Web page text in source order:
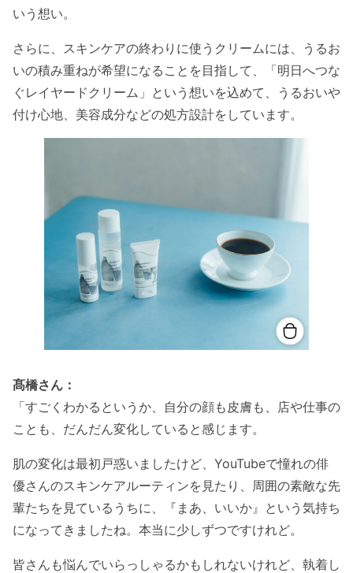
いう想い。
さらに、スキンケアの終わりに使うクリームには、うるお
いの積み重ねが希望になることを目指して、「明日へつな
ぐレイヤードクリーム」という想いを込めて、うるおいや
付け心地、美容成分などの処方設計をしています。
髙橋さん：
「すごくわかるというか、自分の顔も皮膚も、店や仕事の
ことも、だんだん変化していると感じます。
肌の変化は最初戸惑いましたけど、YouTubeで憧れの俳
優さんのスキンケアルーティンを見たり、周囲の素敵な先
輩たちを見ているうちに、『まあ、いいか』という気持ち
になってきましたね。本当に少しずつですけれど。
皆さんも悩んでいらっしゃるかもしれないけれど、執着し